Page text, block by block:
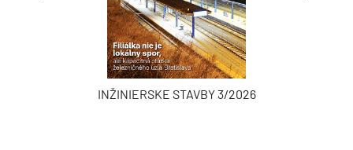
INŽINIERSKE STAVBY 3/2026